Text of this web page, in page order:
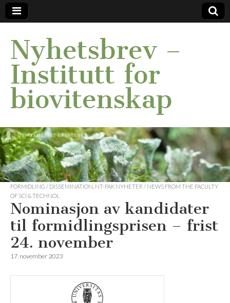
Nyhetsbrev –
Institutt for
biovitenskap
FORMIDLING / DISSEMINATION NT-FAK NYHETER / NEWS FROM THE FACULTY
OF SCI & TECHNOL
Nominasjon av kandidater
til formidlingsprisen – frist
24. november
17. november 2023